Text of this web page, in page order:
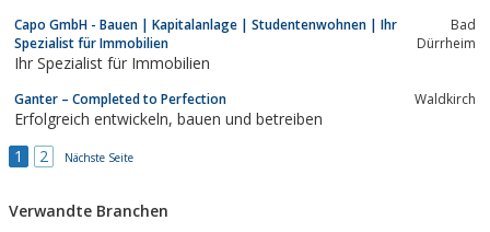
Capo GmbH - Bauen | Kapitalanlage | Studentenwohnen | Ihr
Spezialist für Immobilien
Bad
Dürrheim
Ihr Spezialist für Immobilien
Ganter – Completed to Perfection Waldkirch
Erfolgreich entwickeln, bauen und betreiben
1
2 Nächste Seite
Verwandte Branchen